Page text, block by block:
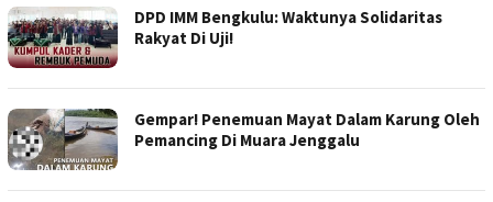
DPD IMM Bengkulu: Waktunya Solidaritas
Rakyat Di Uji!
Gempar! Penemuan Mayat Dalam Karung Oleh
Pemancing Di Muara Jenggalu